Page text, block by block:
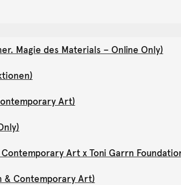
Magie des Materials – Online Only)
Art)
Art x Toni Garrn
& Contemporary Art)